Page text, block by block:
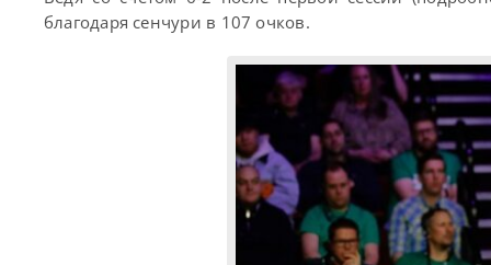
благодаря сенчури в 107 очков.